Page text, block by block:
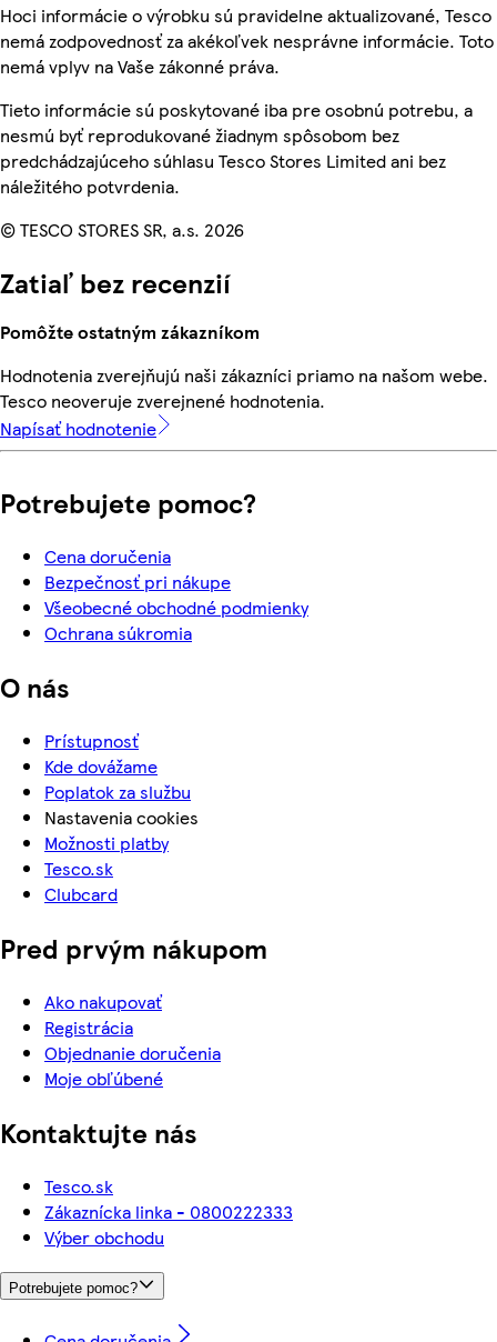
Hoci informácie o výrobku sú pravidelne aktualizované, Tesco
nemá zodpovednosť za akékoľvek nesprávne informácie. Toto
nemá vplyv na Vaše zákonné práva.
Tieto informácie sú poskytované iba pre osobnú potrebu, a
nesmú byť reprodukované žiadnym spôsobom bez
predchádzajúceho súhlasu Tesco Stores Limited ani bez
náležitého potvrdenia.
© TESCO STORES SR, a.s. 2026
Zatiaľ bez recenzií
Pomôžte ostatným zákazníkom
Hodnotenia zverejňujú naši zákazníci priamo na našom webe.
Tesco neoveruje zverejnené hodnotenia.
Napísať hodnotenie
Potrebujete pomoc?
Cena doručenia
Bezpečnosť pri nákupe
Všeobecné obchodné podmienky
Ochrana súkromia
O nás
Prístupnosť
Kde dovážame
Poplatok za službu
Nastavenia cookies
Možnosti platby
Tesco.sk
Clubcard
Pred prvým nákupom
Ako nakupovať
Registrácia
Objednanie doručenia
Moje obľúbené
Kontaktujte nás
Tesco.sk
Zákaznícka linka - 0800222333
Výber obchodu
Potrebujete pomoc?